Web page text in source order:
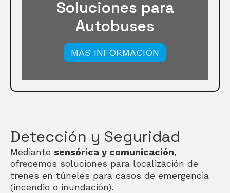
Soluciones para
Autobuses
MÁS INFORMACIÓN
Detección y Seguridad
Mediante sensórica y comunicación,
ofrecemos soluciones para localización de
trenes en túneles para casos de emergencia
(incendio o inundación).